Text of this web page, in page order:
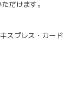
だけます。
スプレス・カード